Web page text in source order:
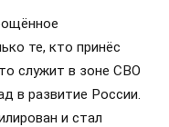
те, кто принёс
служит в зоне СВО
в развитие России.
и стал